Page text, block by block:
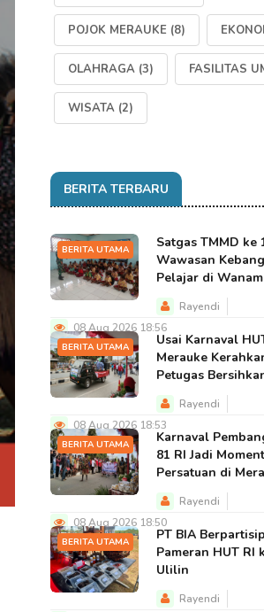
POJOK MERAUKE (8)
OLAHRAGA (3) FASILITAS
WISATA (2)
BERITA TERBARU
BERITA UTAMA
Satgas TMMD ke
Wawasan
Pelajar di Wanam
Rayendi
08 Aug 2026 18:56
BERITA UTAMA
Usai Karnaval
Merauke
Petugas
Rayendi
08 Aug 2026 18:53
BERITA UTAMA
Karnaval
81 RI Jadi
Persatuan di
Rayendi
08 Aug 2026 18:50
BERITA UTAMA
PT BIA
Pameran HUT RI
Ulilin
Rayendi